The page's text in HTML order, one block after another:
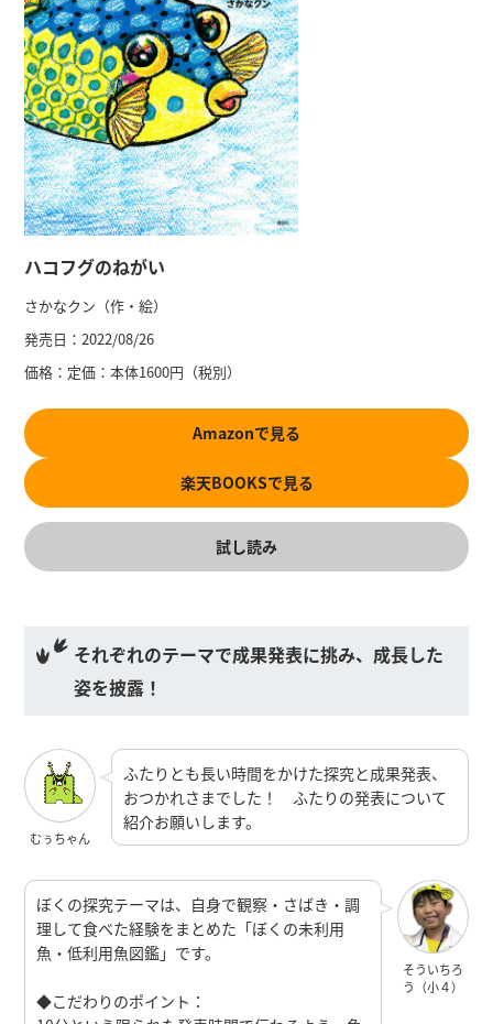
ハコフグのねがい
さかなクン（作・絵）
発売日：2022/08/26
価格： 定価：本体1600円（税別）
Amazonで見る
楽天BOOKSで見る
試し読み
それぞれのテーマで成果発表に挑み、成長した
姿を披露！
むぅちゃん
ふたりとも長い時間をかけた探究と成果発表、
おつかれさまでした！ ふたりの発表について
紹介お願いします。
そういちろ
う（小４）
ぼくの探究テーマは、自身で観察・さばき・調
理して食べた経験をまとめた「ぼくの未利用
魚・低利用魚図鑑」です。
◆こだわりのポイント：